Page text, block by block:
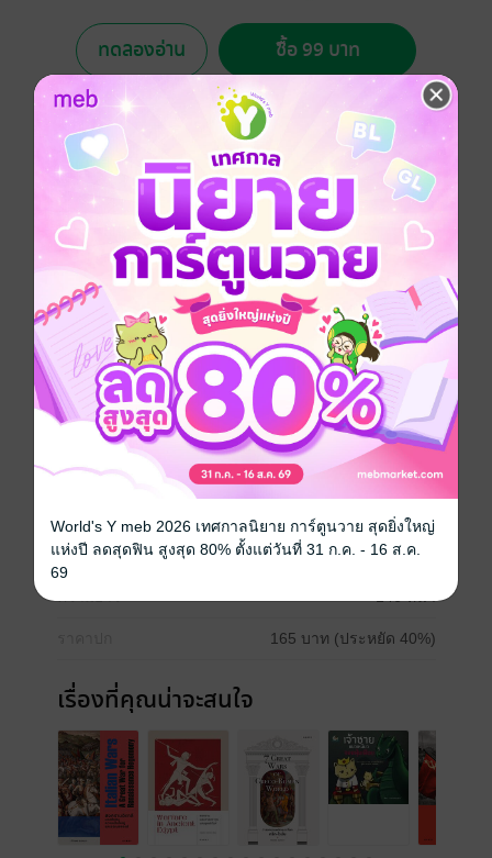
ทดลองอ่าน ซื้อ 99 บาท
No Rating
อยากได้ ซื้อเป็นของขวัญ ติดตาม แชร์
ไก่ดำ "เคยูภูพาน" ไก่พัฒนาสายพันธุ์เชิงพาณิชย์" เล่มนี้
นำเสนอสัตว์เศรษฐกิจสายพันธุ์ใหม่สร้างรายได้ให้ผู้เลี้ยง
สร้างคุณค่าทางอาหารให้ผู้บริโภค พร้อมเทคนิคการเลี้ยง
จากผู้พัฒนาสายพันธุ์และเกษตรกรโดยตรง ในเล่มให้
เนื้อหาโดยละเอียด พร้อมตัวอย่างหลากหลายและบท
สัมภาษณ์จากเจ้าของฟาร์มที่ประสบความสำเร็จมาแล้ว
สำหรับผู้ที่สนใจเลี้ยงไก่ดำ หนังสือเล่มนี้จะเป็นอีกหนึ่งทาง
เลือกสำหรับคุณ
วันที่วางขาย 23 พฤษภาคม 2558
165 บาท (ประหยัด 40%)
เรื่องที่คุณน่าจะสนใจ
World's Y meb 2026 เทศกาลนิยาย การ์ตูนวาย สุดยิ่งใหญ่
แห่งปี ลดสุดฟิน สูงสุด 80% ตั้งแต่วันที่ 31 ก.ค. - 16 ส.ค.
69